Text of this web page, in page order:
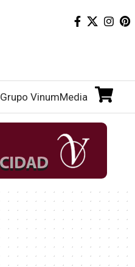
Grupo VinumMedia